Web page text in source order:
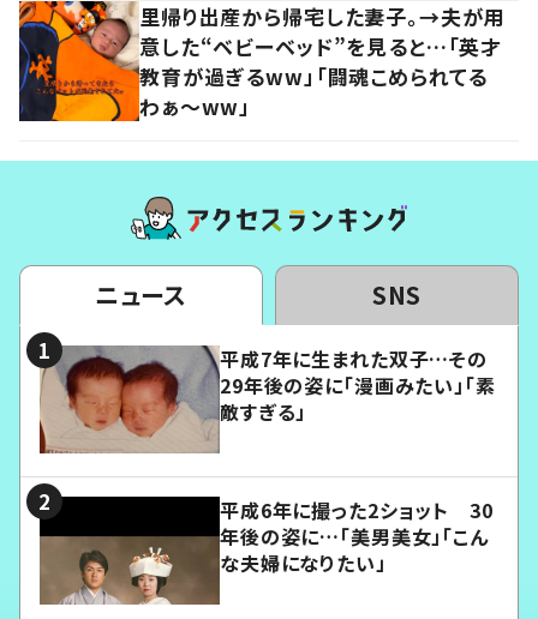
里帰り出産から帰宅した妻子。→夫が用
意した“ベビーベッド”を見ると…「英才
教育が過ぎるww」「闘魂こめられてる
わぁ～ww」
ニュース SNS
平成7年に生まれた双子…その
29年後の姿に「漫画みたい」「素
敵すぎる」
平成6年に撮った2ショット 30
年後の姿に…「美男美女」「こん
な夫婦になりたい」